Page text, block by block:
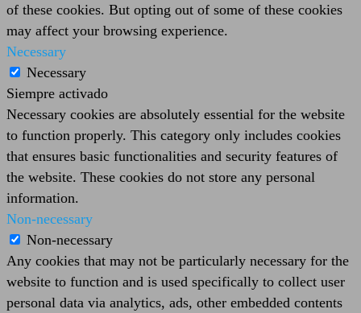
of these cookies. But opting out of some of these cookies
may affect your browsing experience.
Necessary
Necessary
Siempre activado
Necessary cookies are absolutely essential for the website
to function properly. This category only includes cookies
that ensures basic functionalities and security features of
the website. These cookies do not store any personal
information.
Non-necessary
Non-necessary
Any cookies that may not be particularly necessary for the
website to function and is used specifically to collect user
personal data via analytics, ads, other embedded contents